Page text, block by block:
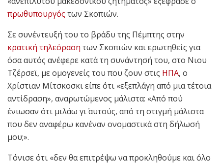
πρωθυπουργός των Σκοπιών.
Σε συνέντευξή του το βράδυ της Πέμπτης στην
κρατική τηλεόραση των Σκοπιών και ερωτηθείς για
όσα αυτός ανέφερε κατά τη συνάντησή του, στο Νιου
Τζέρσεϊ, με ομογενείς του που ζουν στις ΗΠΑ, ο
Χρίστιαν Μίτσκοσκι είπε ότι «εξεπλάγη από μια τέτοια
αντίδραση», αναρωτώμενος μάλιστα: «Από πού
ένιωσαν ότι μιλάω γι΄ αυτούς, από τη στιγμή μάλιστα
που δεν αναφέρω κανέναν ονομαστικά στη δήλωσή
μου;».
Τόνισε ότι «δεν θα επιτρέψω να προκληθούμε και όλο